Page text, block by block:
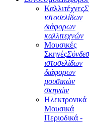
Καλλιτέχνες
ιστοσελίδων
διάφορων
καλλιτεχνών
Μουσικές
Σκηνές
ιστοσελίδων
διάφορων
μουσικών
σκηνών
Ηλεκτρονικά
Μουσικά
Περιοδικά -